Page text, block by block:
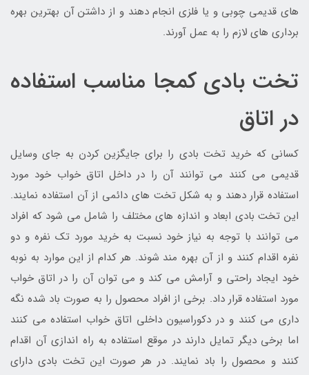
های قدیمی چوبی و یا فلزی انجام دهند و از داشتن آن بهترین بهره
برداری های لازم را به عمل آورند.
تخت بادی کمجا مناسب استفاده
در اتاق
کسانی که خرید تخت بادی را برای جایگزین کردن به جای وسایل
قدیمی می کنند می توانند آن را در داخل اتاق خواب خود مورد
استفاده قرار دهند و به شکل تخت های دائمی از آن استفاده نمایند.
این تخت بادی ابعاد و اندازه های مختلف را شامل می شود که افراد
می توانند با توجه به نیاز خود نسبت به خرید مورد تک نفره و دو
نفره اقدام کنند و از آن بهره مند شوند. هر کدام از این موارد به نوبه
خود ایجاد راحتی و آرامش می کند و می توان آن را در اتاق خواب
مورد استفاده قرار داد. برخی از افراد محصول را به صورت باد شده نگه
داری می کنند و در دکوراسیون داخلی اتاق خواب استفاده می کنند
اما برخی دیگر تمایل دارند در موقع استفاده به راه اندازی آن اقدام
کنند و محصول را باد نمایند. در هر صورت این تخت بادی دارای